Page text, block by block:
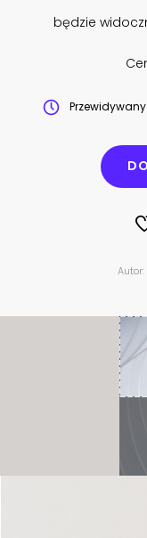
będzie